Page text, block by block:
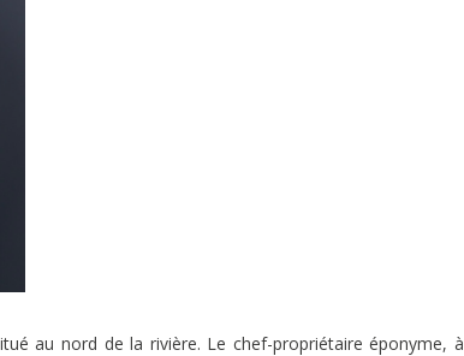
au nord de la rivière. Le chef-propriétaire éponyme, à